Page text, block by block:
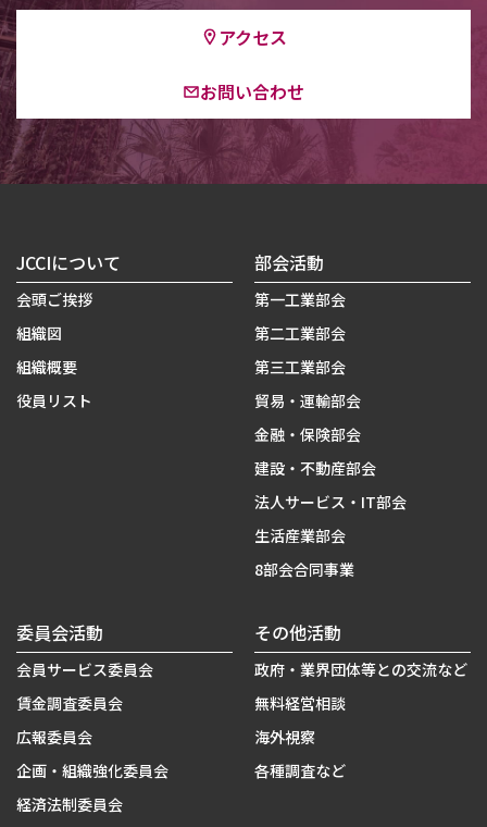
アクセス
お問い合わせ
JCCIについて
会頭ご挨拶
組織図
組織概要
役員リスト
部会活動
第一工業部会
第二工業部会
第三工業部会
貿易・運輸部会
金融・保険部会
建設・不動産部会
法人サービス・IT部会
生活産業部会
8部会合同事業
委員会活動
会員サービス委員会
賃金調査委員会
広報委員会
企画・組織強化委員会
経済法制委員会
その他活動
政府・業界団体等との交流など
無料経営相談
海外視察
各種調査など